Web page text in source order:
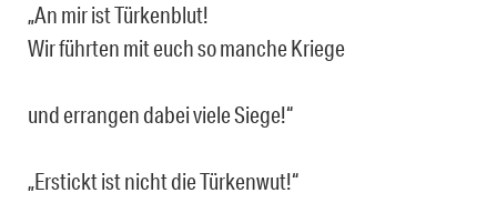
„An mir ist Türkenblut!
Wir führten mit euch so manche Kriege
und errangen dabei viele Siege!“
„Erstickt ist nicht die Türkenwut!“